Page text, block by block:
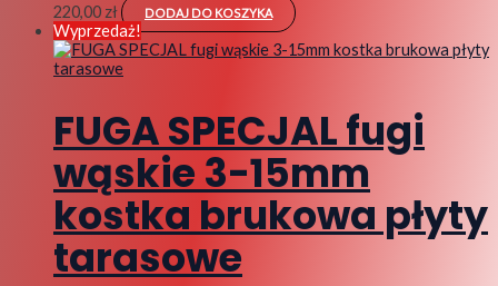
220,00 zł DODAJ DO KOSZYKA
Wyprzedaż!
FUGA SPECJAL fugi
wąskie 3-15mm
kostka brukowa płyty
tarasowe